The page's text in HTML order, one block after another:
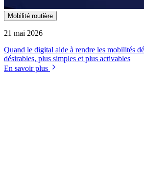
Mobilité routière
21 mai 2026
Quand le digital aide à rendre les mobilités
désirables, plus simples et plus activables
En savoir plus